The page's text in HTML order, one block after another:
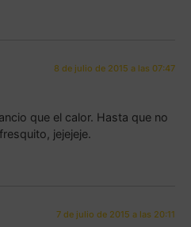
8 de julio de 2015 a las 07:47
que el calor. Hasta que no
jejejeje.
7 de julio de 2015 a las 20:11